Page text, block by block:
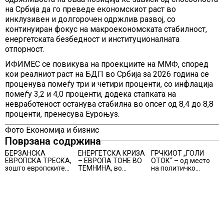
на Србија да го преведе економскиот раст во
инклузивен и долгорочен одржлив развој, со
континуиран фокус на макроекономската стабилност,
енергетската безбедност и институционалната
отпорност.
ИФИМЕС се повикува на проекциите на ММФ, според
кои реалниот раст на БДП во Србија за 2026 година се
проценува помеѓу три и четири проценти, со инфлација
помеѓу 3,2 и 4,0 проценти, додека стапката на
невработеност останува стабилна во опсег од 8,4 до 8,8
проценти, пренесува Еуроњуз.
Фото Економија и бизнис
Поврзана содржина
БЕРЗАНСКА
ЕВРОПСКА ТРЕСКА,
зошто европските
ЕНЕРГЕТСКА КРИЗА
– ЕВРОПА ТОНЕ ВО
ТЕМНИНА, во
ГРЧКИОТ „ГОЛИ
ОТОК“ – од место
на политичко